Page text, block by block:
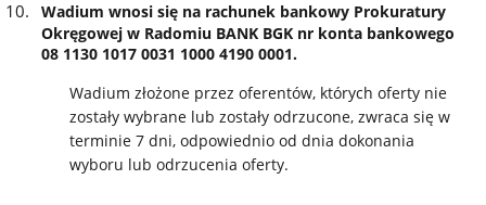
Wadium wnosi się na rachunek bankowy Prokuratury
Okręgowej w Radomiu BANK BGK nr konta bankowego
08 1130 1017 0031 1000 4190 0001.
Wadium złożone przez oferentów, których oferty nie
zostały wybrane lub zostały odrzucone, zwraca się w
terminie 7 dni, odpowiednio od dnia dokonania
wyboru lub odrzucenia oferty.